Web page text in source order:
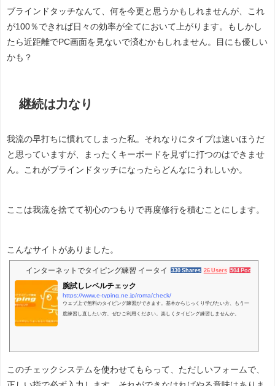
ブラインドタッチなんて、何を今更と思うかもしれませんが、これ
が100％できれば日々の効率が全てにおいて上がります。もしかし
たら近距離でPC画面を見ないで済むかもしれません。目にも優しい
かも？
継続は力なり
我流の早打ちに慣れてしまった私。それなりにタイプは速いほうだ
と思っていますが、まったくキーボードを見ずに打つのはできませ
ん。これがブラインドタッチになったらどんなにうれしいか。
ここは我流を捨てて初心のつもりで再度修行を積むことにします。
こんなサイトがありました。
インターネットでタイピング練習 イータイピング
330 Shares 26 Users 504 Pockets
腕試しレベルチェック
https://www.e-typing.ne.jp/roma/check/
ウェブ上で無料のタイピング練習ができます。基本からじっくり学びたい方、もう一
度練習し直したい方、ぜひご利用ください。楽しくタイピング練習しませんか。
このチェックシステムを使わせてもらって、ただしいフォームで、